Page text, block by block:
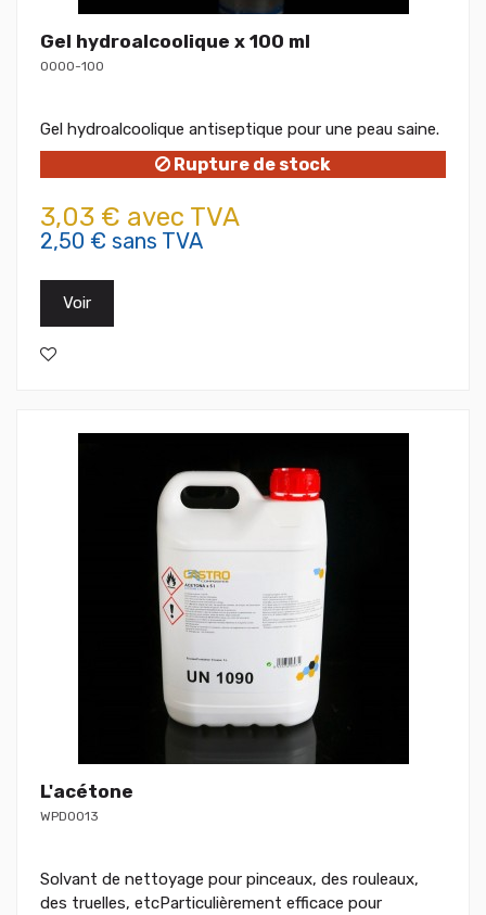
Gel hydroalcoolique x 100 ml
0000-100
Gel hydroalcoolique antiseptique pour une peau saine.
Rupture de stock
3,03 € avec TVA
2,50 € sans TVA
Voir
L'acétone
WPD0013
Solvant de nettoyage pour pinceaux, des rouleaux,
des truelles, etcParticulièrement efficace pour